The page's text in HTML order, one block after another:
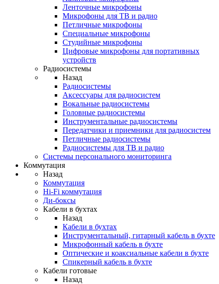
Ленточные микрофоны
Микрофоны для ТВ и радио
Петличные микрофоны
Специальные микрофоны
Студийные микрофоны
Цифровые микрофоны для портативных
устройств
Радиосистемы
Назад
Радиосистемы
Аксессуары для радиосистем
Вокальные радиосистемы
Головные радиосистемы
Инструментальные радиосистемы
Передатчики и приемники для радиосистем
Петличные радиосистемы
Радиосистемы для ТВ и радио
Системы персонального мониторинга
Коммутация
Назад
Коммутация
Hi-Fi коммутация
Ди-боксы
Кабели в бухтах
Назад
Кабели в бухтах
Инструментальный, гитарный кабель в бухте
Микрофонный кабель в бухте
Оптические и коаксиальные кабели в бухте
Спикерный кабель в бухте
Кабели готовые
Назад